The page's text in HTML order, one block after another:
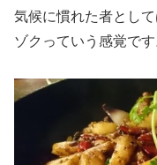
気候に慣れた者とし
ゾクっていう感覚です